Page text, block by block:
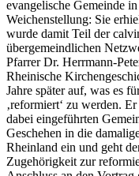
evangelische Gemeinde
Weichenstellung: Sie
wurde damit Teil der
übergemeindlichen
Pfarrer Dr. Herrmann-
Rheinische
Jahre später auf, was es
‚reformiert‘ zu werden.
dabei eingeführten
Geschehen in die
Rheinland ein und geht
Zugehörigkeit zur